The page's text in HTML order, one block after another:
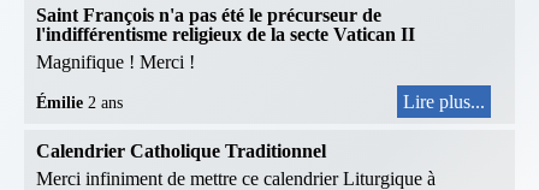
Saint François n'a pas été le précurseur de
l'indifférentisme religieux de la secte Vatican II
Magnifique ! Merci !
Émilie 2 ans Lire plus...
Calendrier Catholique Traditionnel
Merci infiniment de mettre ce calendrier Liturgique à